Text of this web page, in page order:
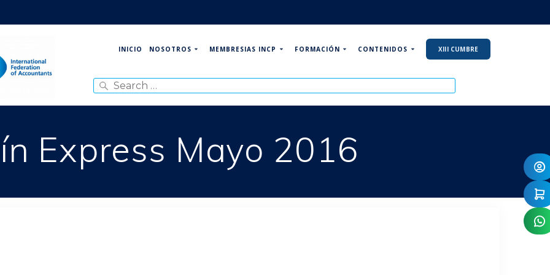
INICIO NOSOTROS MEMBRESIAS INCP FORMACIÓN CONTENIDOS XIII CUMBRE
for:
Express Mayo 2016